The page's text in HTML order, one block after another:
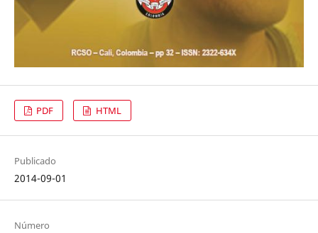
PDF HTML
Publicado
2014-09-01
Número